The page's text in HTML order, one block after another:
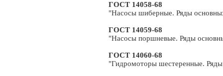
ГОСТ 14058-68
"Насосы шиберные. Ряды
ГОСТ 14059-68
"Насосы поршневые. Ряды
ГОСТ 14060-68
"Гидромоторы шестеренные.